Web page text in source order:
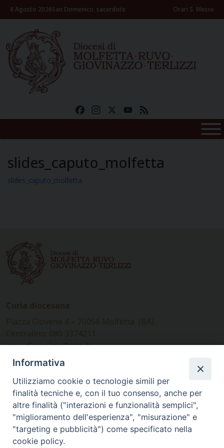
Skip8 Agosto 2026San Domenico, sacerdote Orari S. Messe
FacebookInstagramYouTube
slides_caputo_molfetta
slides_caputo_molfetta
www.diocesimolfetta.it –
diocesimolfetta@pec.chiesacattolica.it
Ufficio Comunicazioni sociali
Piazza Giovene 4 – 70056 Molfetta (BA)
comunicazionisociali@diocesimolfetta.it
Informativa
Utilizziamo cookie o tecnologie simili per
finalità tecniche e, con il tuo consenso, anche per
altre finalità ("interazioni e funzionalità semplici",
"miglioramento dell'esperienza", "misurazione" e
"targeting e pubblicità") come specificato nella
cookie policy.